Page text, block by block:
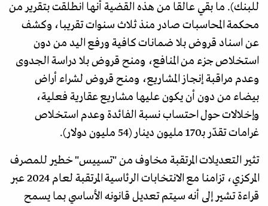
للبنك). ما بقي عالقا من هذه القضية أنها انطلقت بتقرير من
محكمة المحاسبات صادر منذ ثلاث سنوات تقريبا، وكشف
عن اسناد قروض بلا ضمانات كافية ورفع اليد من دون
استخلاص جزء من المنافع، ومنح قروض بلا دراسة الجدوى
وعدم مراقبة إنجاز المشاريع، ومنح قروض لشراء أراض
بيضاء من دون أن يكون عليها مشاريع عقارية فعلية،
وإخلالات حول احتساب نسبة الفائدة وعدم استخلاص
غرامات تقدّر بـ170 مليون دينار (54 مليون دولار).
تثير التعديلات المرتقبة مخاوف من "تسييس" خطير للمصرف
المركزي، تزامنا مع الانتخابات الرئاسية المرتقبة لعام 2024 عبر
قراءة تشير إلى أنه سيتم تعديل قانونه الأساسي بما يسمح